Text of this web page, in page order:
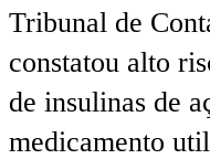
Tribunal de
constatou alto
de insulinas de
medicamento